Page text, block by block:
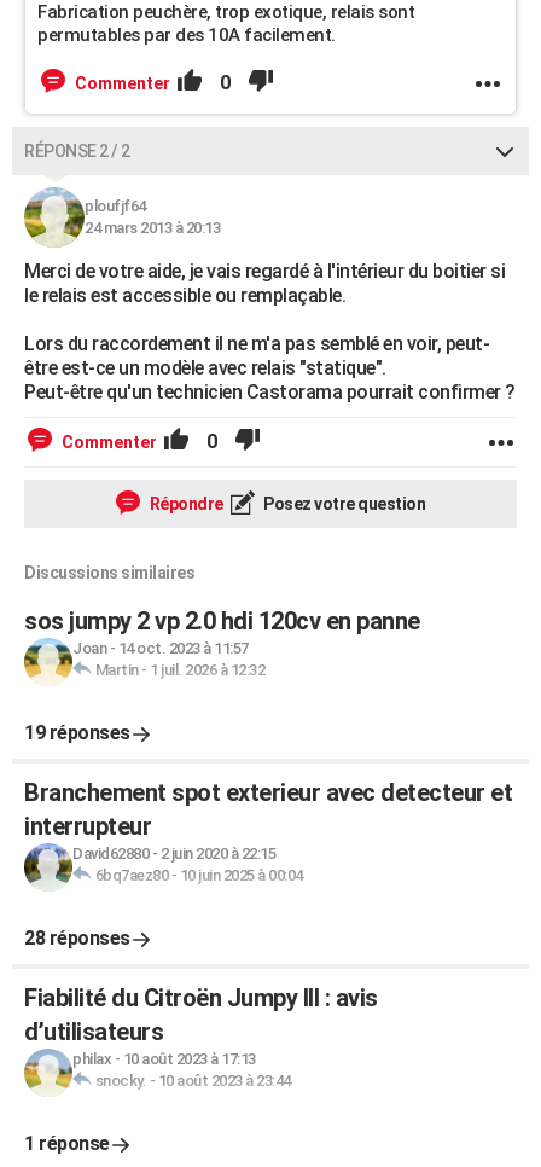
Fabrication peuchère, trop exotique, relais sont
permutables par des 10A facilement.
Commenter 0
RÉPONSE 2 / 2
ploufjf64
24 mars 2013 à 20:13
Merci de votre aide, je vais regardé à l'intérieur du boitier si
le relais est accessible ou remplaçable.
Lors du raccordement il ne m'a pas semblé en voir, peut-
être est-ce un modèle avec relais "statique".
Peut-être qu'un technicien Castorama pourrait confirmer ?
Commenter 0
Répondre Posez votre question
Discussions similaires
sos jumpy 2 vp 2.0 hdi 120cv en panne
Joan- 14 oct. 2023 à 11:57
Martin- 1 juil. 2026 à 12:32
19 réponses
Branchement spot exterieur avec detecteur et
interrupteur
David62880- 2 juin 2020 à 22:15
6bq7aez80- 10 juin 2025 à 00:04
28 réponses
Fiabilité du Citroën Jumpy III : avis
d’utilisateurs
philax - 10 août 2023 à 17:13
snocky. - 10 août 2023 à 23:44
1 réponse